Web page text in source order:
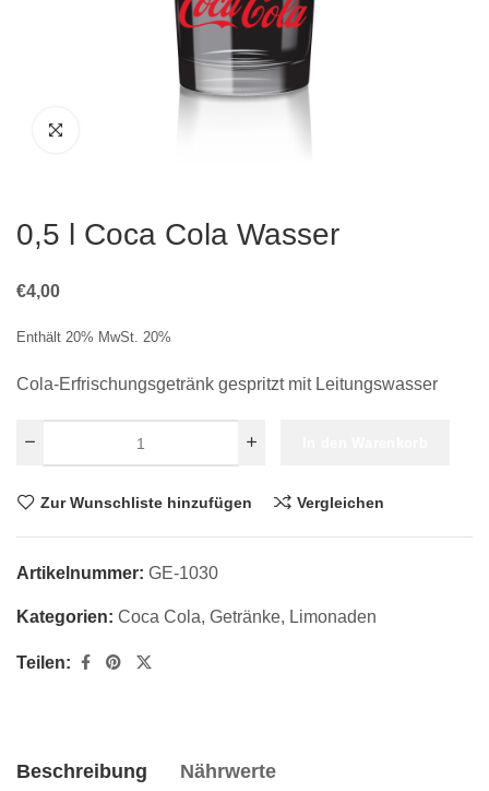
0,5 l Coca Cola Wasser
€4,00
Enthält 20% MwSt. 20%
Cola-Erfrischungsgetränk gespritzt mit Leitungswasser
Zur Wunschliste hinzufügen Vergleichen
Artikelnummer: GE-1030
Kategorien: Coca Cola, Getränke, Limonaden
Teilen:
Beschreibung Nährwerte